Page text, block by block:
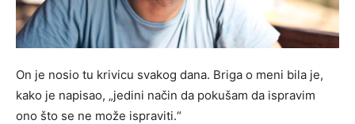
On je nosio tu krivicu svakog dana. Briga o meni bila je,
kako je napisao, „jedini način da pokušam da ispravim
ono što se ne može ispraviti.“